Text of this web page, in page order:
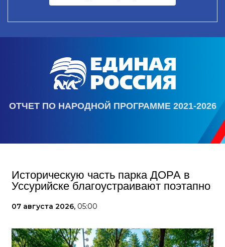
ОТЧЕТ ПО НАРОДНОЙ ПРОГРАММЕ 2021-2026
Историческую часть парка ДОРА в
Уссурийске благоустраивают поэтапно
07 августа 2026, 05:00